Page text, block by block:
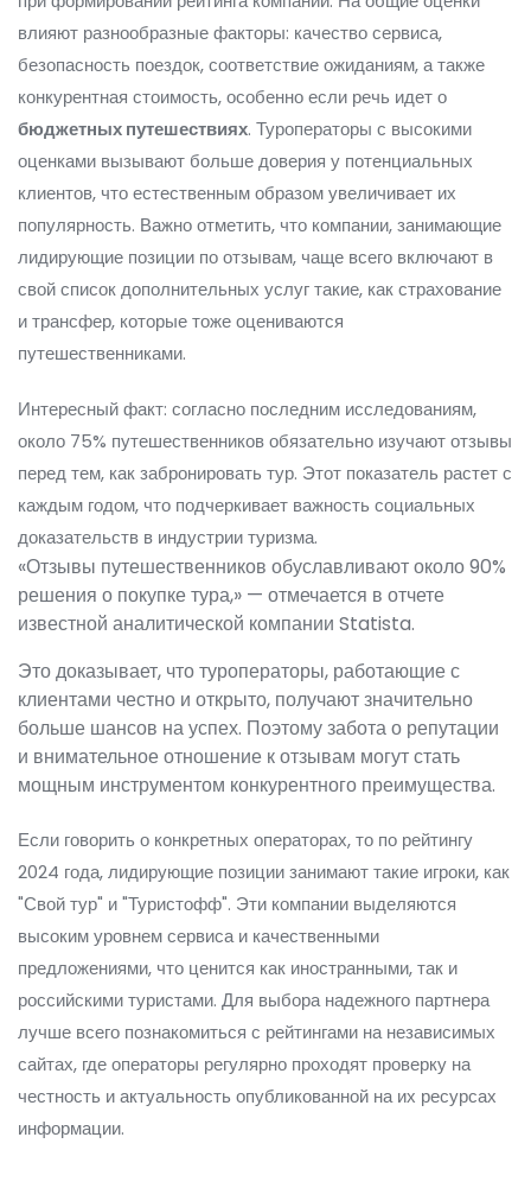
влияют разнообразные факторы: качество сервиса,
безопасность поездок, соответствие ожиданиям, а также
конкурентная стоимость, особенно если речь идет о
бюджетных путешествиях. Туроператоры с высокими
оценками вызывают больше доверия у потенциальных
клиентов, что естественным образом увеличивает их
популярность. Важно отметить, что компании, занимающие
лидирующие позиции по отзывам, чаще всего включают в
свой список дополнительных услуг такие, как страхование
и трансфер, которые тоже оцениваются
путешественниками.
Интересный факт: согласно последним исследованиям,
около 75% путешественников обязательно изучают отзывы
перед тем, как забронировать тур. Этот показатель растет с
каждым годом, что подчеркивает важность социальных
доказательств в индустрии туризма.
«Отзывы путешественников обуславливают около 90%
решения о покупке тура,» — отмечается в отчете
известной аналитической компании Statista.
Это доказывает, что туроператоры, работающие с
клиентами честно и открыто, получают значительно
больше шансов на успех. Поэтому забота о репутации
и внимательное отношение к отзывам могут стать
мощным инструментом конкурентного преимущества.
Если говорить о конкретных операторах, то по рейтингу
2024 года, лидирующие позиции занимают такие игроки, как
"Свой тур" и "Туристофф". Эти компании выделяются
высоким уровнем сервиса и качественными
предложениями, что ценится как иностранными, так и
российскими туристами. Для выбора надежного партнера
лучше всего познакомиться с рейтингами на независимых
сайтах, где операторы регулярно проходят проверку на
честность и актуальность опубликованной на их ресурсах
информации.